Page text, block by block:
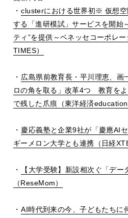
・clusterにおける世界初※仮想
する「進研模試」サービスを開始
ティ ”を提供～ベネッセコーポレー
TIMES）
・ 広島県前教育長・平川理恵、画
ロの角を取る」改革4つ 教育をよ
で残した爪痕（東洋経済education
・ 慶応義塾と企業9社が「慶應AI
ギーメロン大学とも連携（日経
・ 【大学受験】新設相次ぐ「デー
（ReseMom）
・AI時代到来の今、子どもたちに